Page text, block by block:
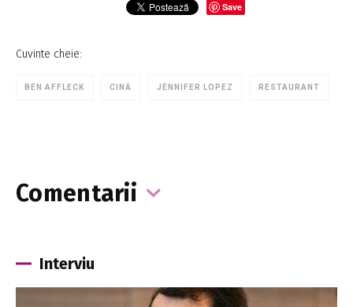
Save
Cuvinte cheie:
BEN AFFLECK CINĂ JENNIFER LOPEZ RESTAURANT
Comentarii
Interviu